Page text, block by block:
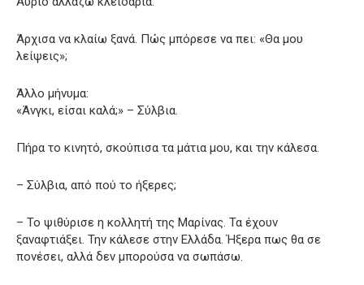
Άρχισα να κλαίω ξανά. Πώς μπόρεσε να πει: «Θα μου
λείψεις»;
Άλλο μήνυμα:
«Άνγκι, είσαι καλά;» – Σύλβια.
Πήρα το κινητό, σκούπισα τα μάτια μου, και την κάλεσα.
– Σύλβια, από πού το ήξερες;
– Το ψιθύρισε η κολλητή της Μαρίνας. Τα έχουν
ξαναφτιάξει. Την κάλεσε στην Ελλάδα. Ήξερα πως θα σε
πονέσει, αλλά δεν μπορούσα να σωπάσω.